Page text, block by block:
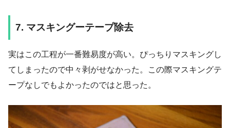
7. マスキングーテープ除去
実はこの工程が一番難易度が高い。ぴっちりマスキングし
てしまったので中々剥がせなかった。この際マスキングテ
ープなしでもよかったのではと思った。